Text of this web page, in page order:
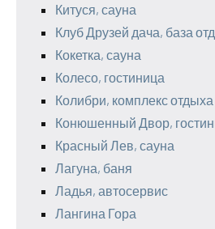
Китуся, сауна
Клуб Друзей дача, база
Кокетка, сауна
Колесо, гостиница
Колибри, комплекс отдыха
Конюшенный Двор,
Красный Лев, сауна
Лагуна, баня
Ладья, автосервис
Лангина Гора